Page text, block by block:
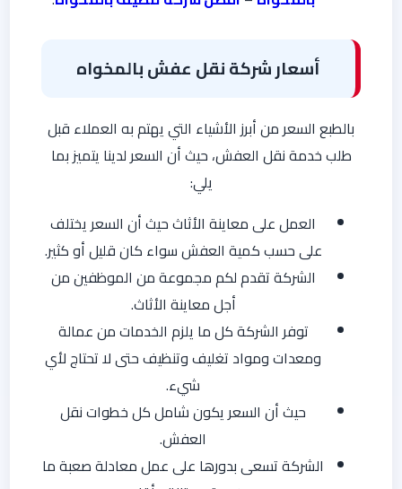
أسعارشركة نقل عفش بالمخواه
بالطبع السعر من أبرز الأشياء التي يهتم به العملاء قبل
طلب خدمة نقل العفش، حيث أن السعر لدينا يتميز بما
يلي:
العمل على معاينة الأثاث حيث أن السعر يختلف
على حسب كمية العفش سواء كان قليل أو كثير.
الشركة تقدم لكم مجموعة من الموظفين من
أجل معاينة الأثاث.
توفر الشركة كل ما يلزم الخدمات من عمالة
ومعدات ومواد تغليف وتنظيف حتى لا تحتاج لأي
شيء.
حيث أن السعر يكون شامل كل خطوات نقل
العفش.
الشركة تسعى بدورها على عمل معادلة صعبة ما